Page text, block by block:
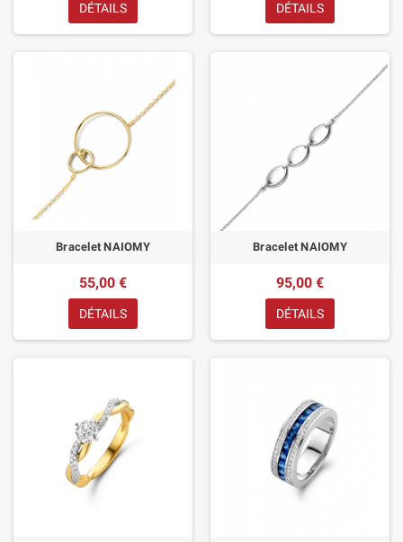
DÉTAILS DÉTAILS
Bracelet NAIOMY
55,00 €
DÉTAILS
Bracelet NAIOMY
95,00 €
DÉTAILS